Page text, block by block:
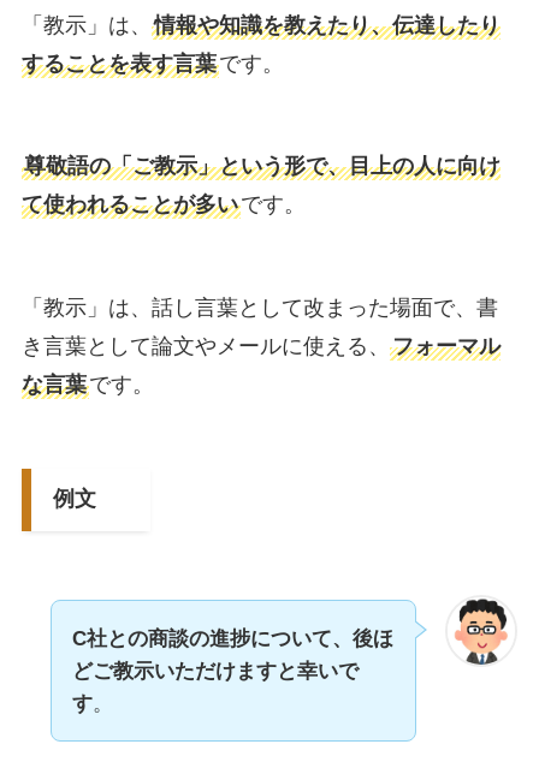
「教示」は、 情報や知識を教えたり、伝達したり
することを表す言葉です。
尊敬語の「ご教示」という形で、目上の人に向け
て使われることが多いです。
「教示」は、話し言葉として改まった場面で、書
き言葉として論文やメールに使える、 フォーマル
な言葉です。
例文
C社との商談の進捗について、後ほ
どご教示いただけますと幸いで
す。